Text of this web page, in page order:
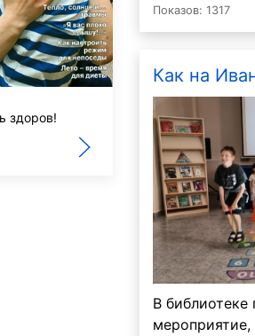
здоров!
Показов: 1317
Как на
В